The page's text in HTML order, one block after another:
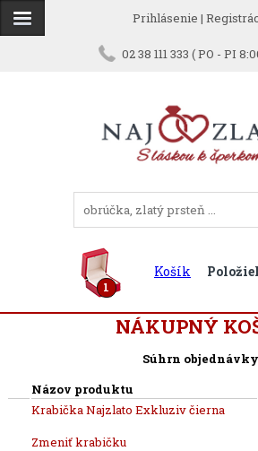
Prihlásenie |
02 38 111 333 ( PO - PI
1
Košík
NÁKUPNÝ
Súhrn objednávky
Názov produktu
Krabička Najzlato Exkluziv čierna
Zmeniť krabičku